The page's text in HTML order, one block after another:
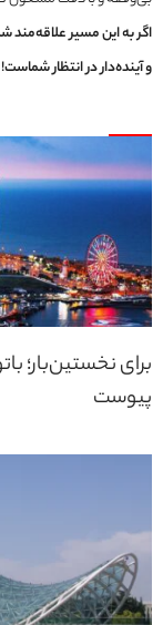
اگر به این مسیر
و آینده‌دار در انتظار شماست!
برای نخستین‌بار؛
پیوست